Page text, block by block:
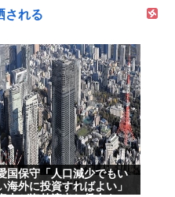
される
国保守「人口減少でもい
海外に投資すればよい」